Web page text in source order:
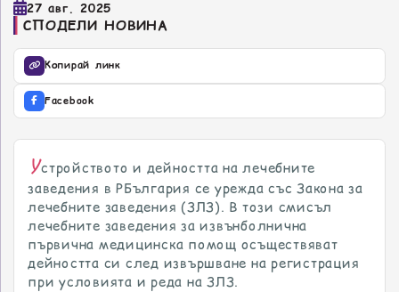
27 авг. 2025
СПОДЕЛИ НОВИНА
Копирай линк
Facebook
Устройството и дейността на лечебните
заведения в РБългария се урежда със Закона за
лечебните заведения (ЗЛЗ). В този смисъл
лечебните заведения за извънболнична
първична медицинска помощ осъществяват
дейността си след извършване на регистрация
при условията и реда на ЗЛЗ.